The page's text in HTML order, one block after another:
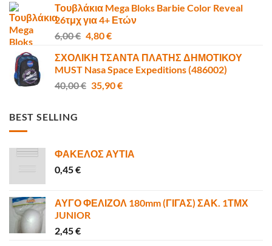
10,00 €.είναι:
6,80 €.
Τουβλάκια Mega Bloks Barbie Color Reveal
26τμχ για 4+ Ετών
6,00€ Original
was:
6,00 €.
4,80€Η
τιμή
είναι:
4,80 €.
ΣΧΟΛΙΚΗ ΤΣΑΝΤΑ ΠΛΑΤΗΣ ΔΗΜΟΤΙΚΟΥ
MUST Nasa Space Expeditions (486002)
40,00€ Original
35,90€Η
BEST SELLING
ΦΑΚΕΛΟΣ ΑΥΤΙΑ
0,45€
ΑΥΓΟ ΦΕΛΙΖΟΛ 180mm (ΓΙΓΑΣ) ΣΑΚ. 1ΤΜΧ
JUNIOR
2,45€